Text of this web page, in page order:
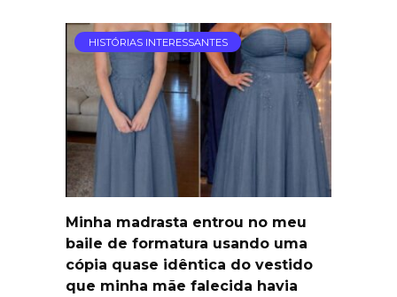
HISTÓRIAS INTERESSANTES
Minha madrasta entrou no meu
baile de formatura usando uma
cópia quase idêntica do vestido
que minha mãe falecida havia